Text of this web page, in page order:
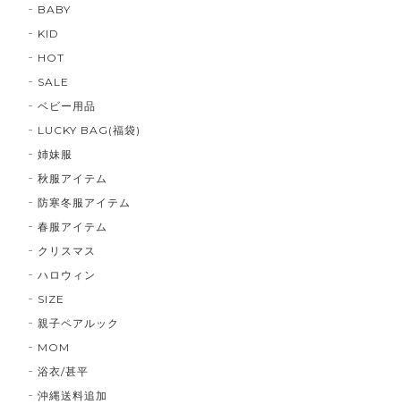
BABY
KID
HOT
SALE
ベビー用品
LUCKY BAG(福袋)
姉妹服
秋服アイテム
防寒冬服アイテム
春服アイテム
クリスマス
ハロウィン
SIZE
親子ペアルック
MOM
浴衣/甚平
沖縄送料追加